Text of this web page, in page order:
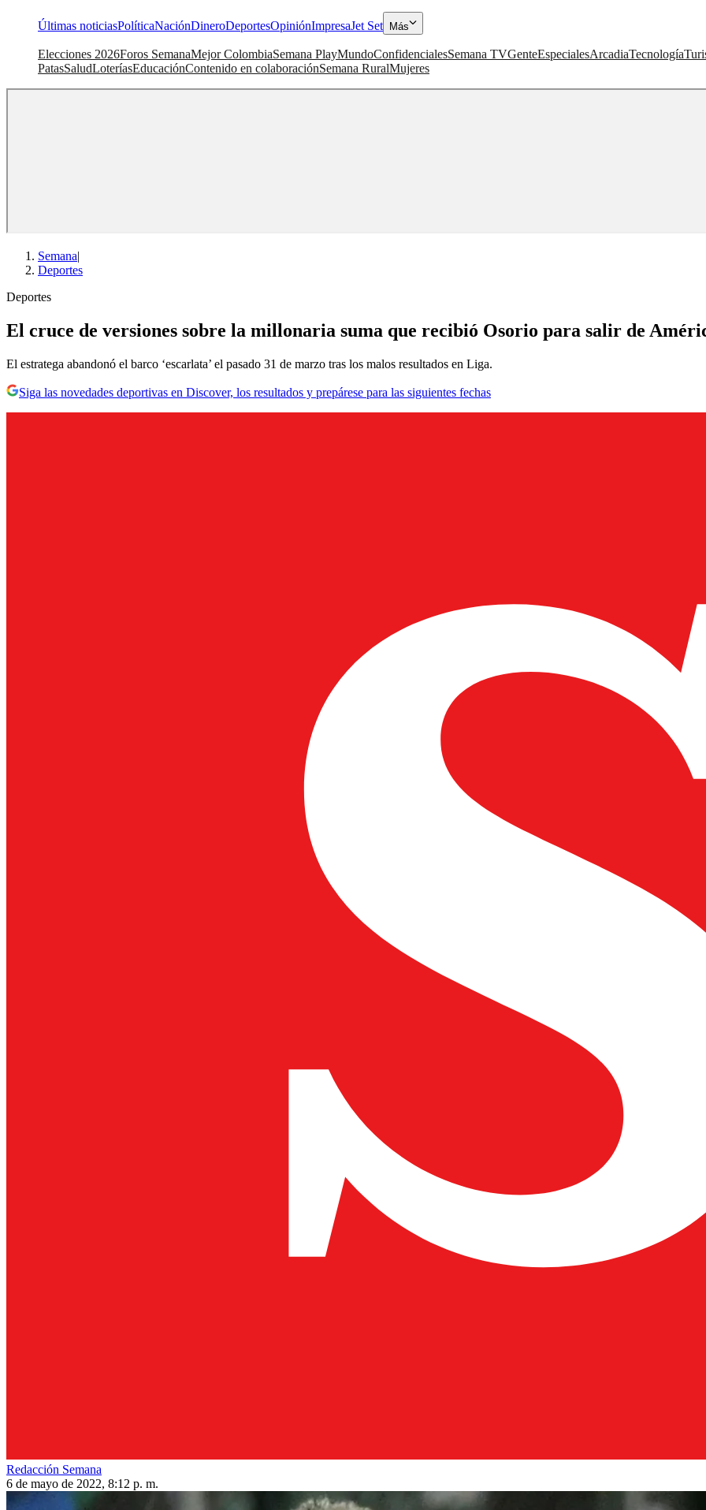
Últimas noticiasPolíticaNaciónDineroDeportesOpiniónImpresaJet Set Más
Elecciones 2026Foros SemanaMejor ColombiaSemana PlayMundoConfidencialesSemana TVGenteEspecialesArcadiaTecnología
PatasSaludLoteríasEducaciónContenido en colaboraciónSemana RuralMujeres
Semana|
Deportes
Deportes
El cruce de versiones sobre la millonaria suma que recibió Osorio para salir de
El estratega abandonó el barco ‘escarlata’ el pasado 31 de marzo tras los malos resultados en Liga.
Siga las novedades deportivas en Discover, los resultados y prepárese para las siguientes fechas
Redacción Semana
6 de mayo de 2022, 8:12 p. m.